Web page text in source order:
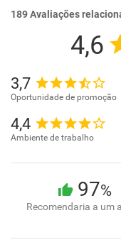
189 Avaliações
4,6
3,7
Oportunidade de promoção
4,4
Ambiente de trabalho
97%
Recomendaria a um